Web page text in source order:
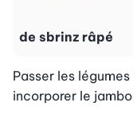
de sbrinz râpé
Passer les
incorporer le